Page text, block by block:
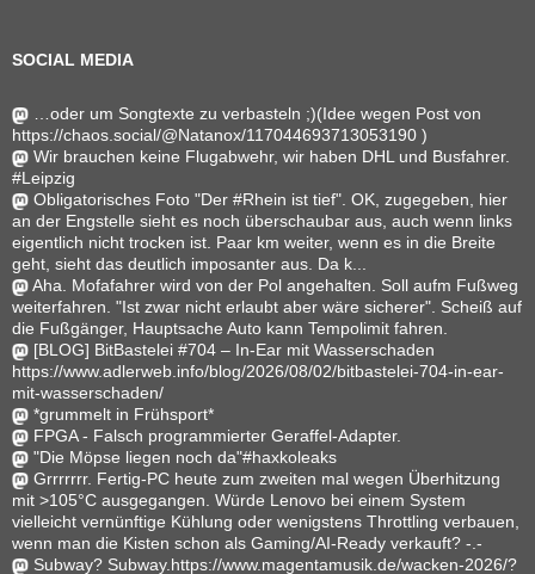
SOCIAL MEDIA
…oder um Songtexte zu verbasteln ;)(Idee wegen Post von
https://chaos.social/@Natanox/117044693713053190 )
Wir brauchen keine Flugabwehr, wir haben DHL und Busfahrer.
#Leipzig
Obligatorisches Foto "Der #Rhein ist tief". OK, zugegeben, hier
an der Engstelle sieht es noch überschaubar aus, auch wenn links
eigentlich nicht trocken ist. Paar km weiter, wenn es in die Breite
geht, sieht das deutlich imposanter aus. Da k...
Aha. Mofafahrer wird von der Pol angehalten. Soll aufm Fußweg
weiterfahren. "Ist zwar nicht erlaubt aber wäre sicherer". Scheiß auf
die Fußgänger, Hauptsache Auto kann Tempolimit fahren.
[BLOG] BitBastelei #704 – In-Ear mit Wasserschaden
https://www.adlerweb.info/blog/2026/08/02/bitbastelei-704-in-ear-
mit-wasserschaden/
*grummelt in Frühsport*
FPGA - Falsch programmierter Geraffel-Adapter.
"Die Möpse liegen noch da"#haxkoleaks
Grrrrrrr. Fertig-PC heute zum zweiten mal wegen Überhitzung
mit >105°C ausgegangen. Würde Lenovo bei einem System
vielleicht vernünftige Kühlung oder wenigstens Throttling verbauen,
wenn man die Kisten schon als Gaming/AI-Ready verkauft? -.-
Subway? Subway.https://www.magentamusik.de/wacken-2026/?